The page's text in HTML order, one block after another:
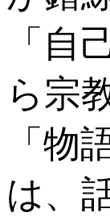
「自
ら宗
「物
は、